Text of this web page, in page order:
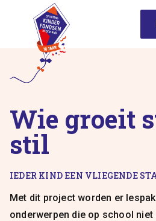
Wie groeit
stil
IEDER KIND EEN VLIEGENDE
Met dit project worden er
onderwerpen die op school niet